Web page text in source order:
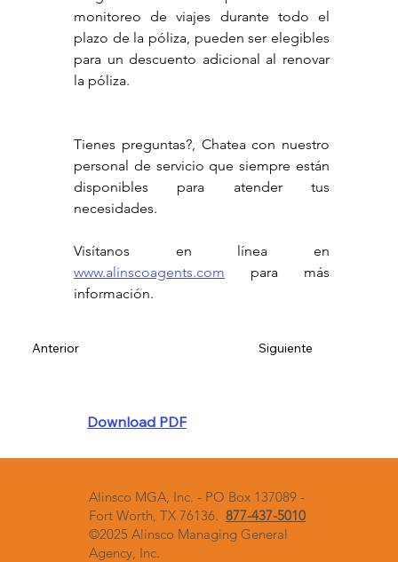
monitoreo de viajes durante todo el
plazo de la póliza, pueden ser elegibles
para un descuento adicional al renovar
la póliza.
Tienes preguntas?, Chatea con nuestro
personal de servicio que siempre están
disponibles para atender tus
necesidades.
www.alinscoagents.com para más
información.
Download PDF
Anterior Siguiente
Alinsco MGA, Inc. - PO Box 137089 -
Fort Worth, TX 76136. 877-437-5010
©2025 Alinsco Managing General
Agency, Inc.